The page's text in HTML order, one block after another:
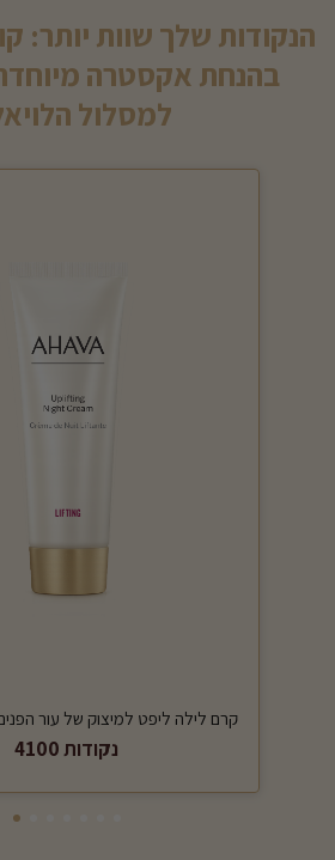
הנקודות שלך שוות יותר:
בהנחת אקסטרה
למסלול
קרם לילה ליפט למיצוק של עור הפנים
4100 נקודות